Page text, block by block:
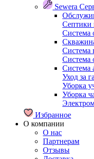
Sewera
Система
Система
Система
Система
Уход за
Уборка
Уборка
Избранное
О компании
О нас
Партнерам
Отзывы